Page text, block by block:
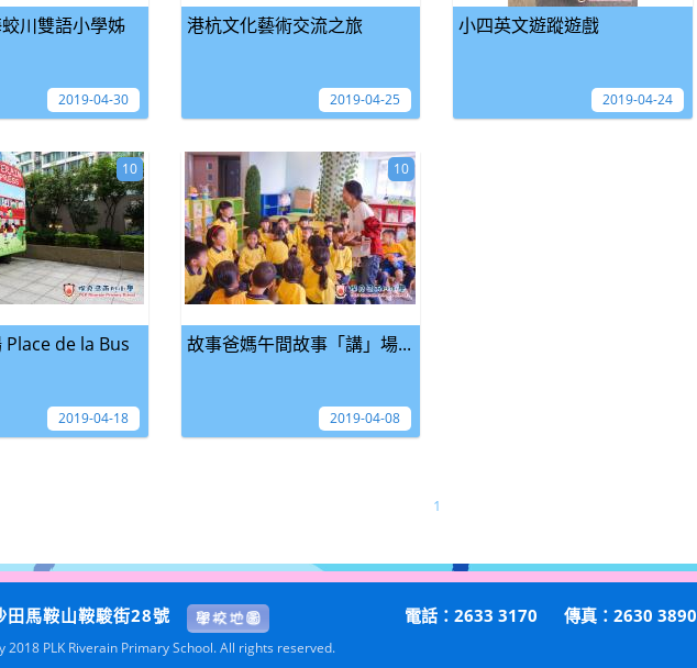
川雙語小學姊
2019-04-30
港杭文化藝術交流之旅
2019-04-25
小四英文遊蹤遊戲
2019-04-24
Place de la Bus
10
2019-04-18
故事爸媽午間故事「講」場...
10
2019-04-08
1
田馬鞍山鞍駿街28號 電話：2633 3170 傳真：2630 3890
2018 PLK Riverain Primary School. All rights reserved.